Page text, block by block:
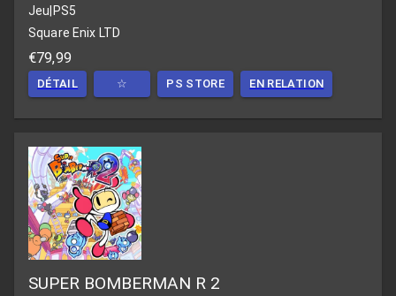
Jeu PS5
Square Enix LTD
€79,99
DÉTAIL ☆ PS STORE EN RELATION
SUPER BOMBERMAN R 2